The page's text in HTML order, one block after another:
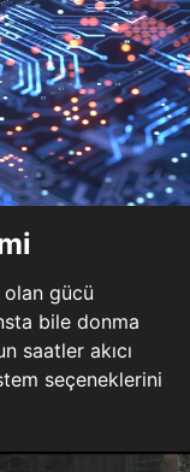
gücü
bile donma
saatler akıcı
seçeneklerini